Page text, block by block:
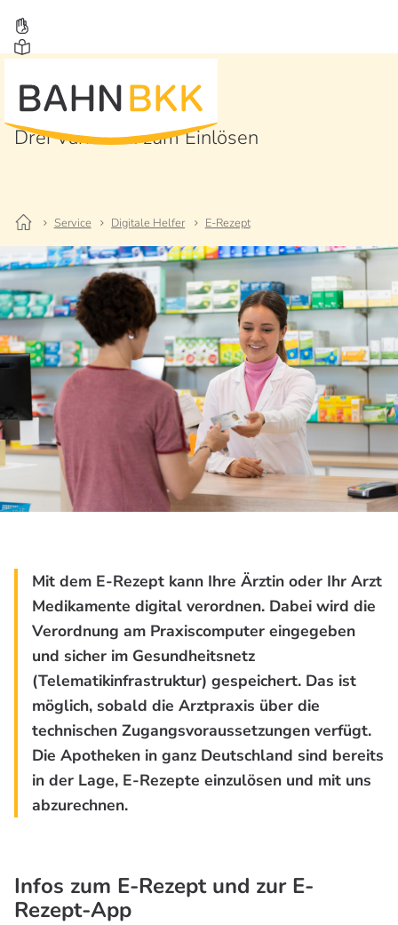
E-Rezept
Drei Varianten zum Einlösen
Service Digitale Helfer E-Rezept
Mit dem E-Rezept kann Ihre Ärztin oder Ihr Arzt
Medikamente digital verordnen. Dabei wird die
Verordnung am Praxiscomputer eingegeben
und sicher im Gesundheitsnetz
(Telematikinfrastruktur) gespeichert. Das ist
möglich, sobald die Arztpraxis über die
technischen Zugangsvoraussetzungen verfügt.
Die Apotheken in ganz Deutschland sind bereits
in der Lage, E-Rezepte einzulösen und mit uns
abzurechnen.
Infos zum E-Rezept und zur E-
Rezept-App